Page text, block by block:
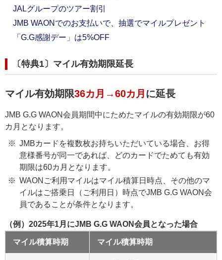
JALグループのツアー割引
JMB WAONでのお支払いで、抽選でマイルプレゼント
「G.G感謝デー」は5%OFF
〔特典1〕マイル有効期限延長
マイル有効期限36カ月→60カ月 に延長
JMB G.G WAON会員期間中にためたマイルの有効期限が60
カ月となります。
JMBカードを複数枚お持ちいただいている場合、お得
意様番号が同一であれば、どのカードでためても有効
期限は60カ月となります。
WAONご利用マイルはマイル積算日時点、その他のマ
イルはご搭乗日（ご利用日）時点でJMB G.G WAON会
員であることが条件となります。
（例）2025年1月にJMB G.G WAON会員となった場合
マイル積算時期 マイル積算時期